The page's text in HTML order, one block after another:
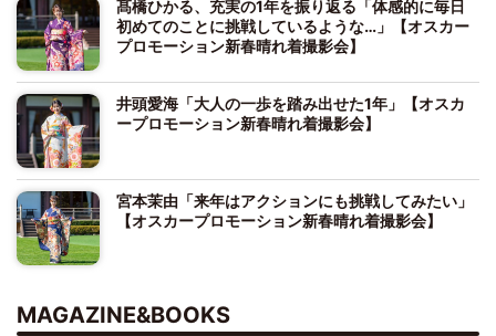
髙橋ひかる、充実の1年を振り返る「体感的に毎日
初めてのことに挑戦しているような…」【オスカー
プロモーション新春晴れ着撮影会】
井頭愛海「大人の一歩を踏み出せた1年」【オスカ
ープロモーション新春晴れ着撮影会】
宮本茉由「来年はアクションにも挑戦してみたい」
【オスカープロモーション新春晴れ着撮影会】
MAGAZINE&BOOKS